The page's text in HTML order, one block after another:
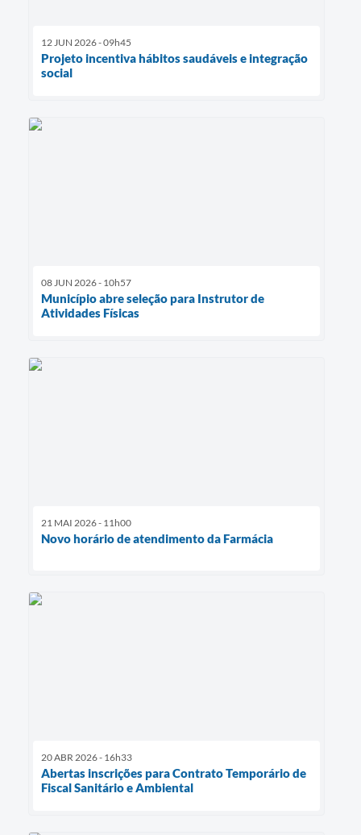
12 JUN 2026 - 09h45
Projeto incentiva hábitos saudáveis e integração
social
08 JUN 2026 - 10h57
Município abre seleção para Instrutor de
Atividades Físicas
21 MAI 2026 - 11h00
Novo horário de atendimento da Farmácia
20 ABR 2026 - 16h33
Abertas inscrições para Contrato Temporário de
Fiscal Sanitário e Ambiental